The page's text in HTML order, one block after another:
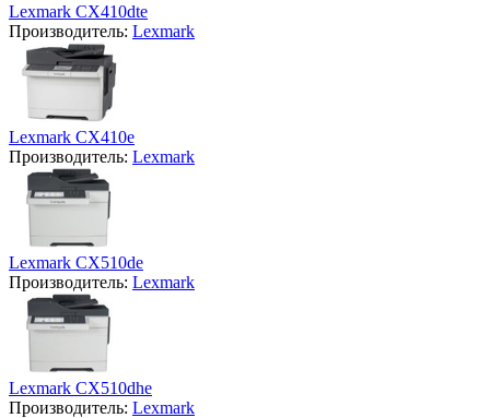
Lexmark CX410dte
Производитель: Lexmark
Lexmark CX410e
Производитель: Lexmark
Lexmark CX510de
Производитель: Lexmark
Lexmark CX510dhe
Производитель: Lexmark